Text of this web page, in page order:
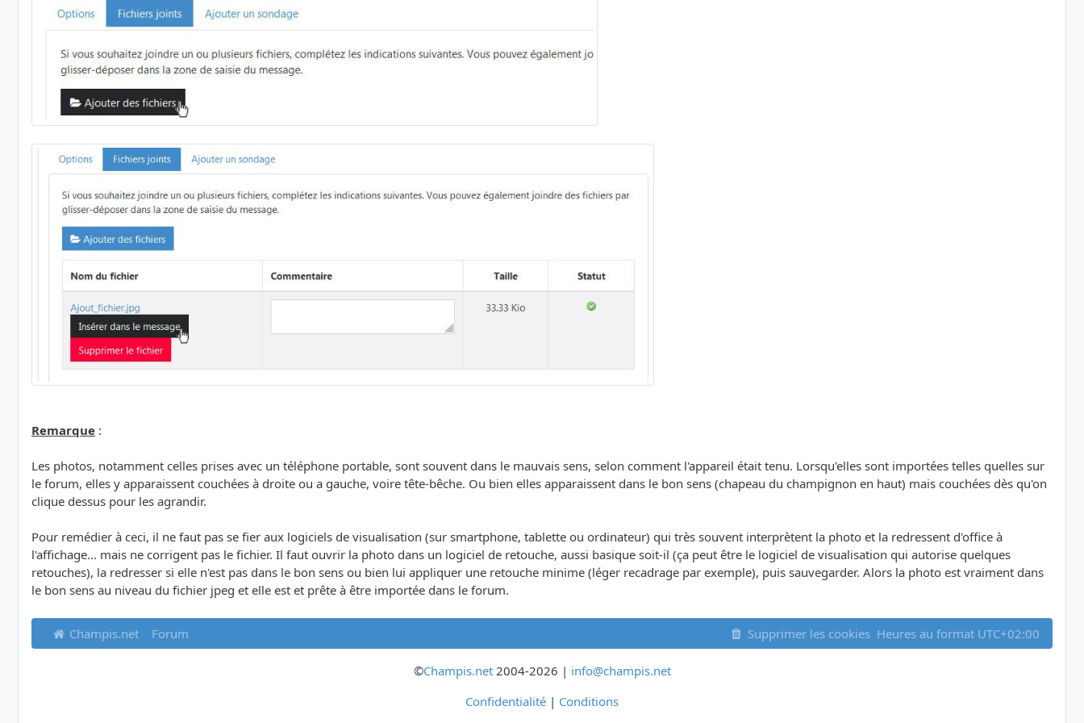
Remarque :
Les photos, notamment celles prises avec un téléphone portable, sont souvent dans le mauvais sens, selon comment l'appareil était tenu. Lorsqu'elles sont importées telles quelles sur
le forum, elles y apparaissent couchées à droite ou a gauche, voire tête-bêche. Ou bien elles apparaissent dans le bon sens (chapeau du champignon en haut) mais couchées dès qu'on
clique dessus pour les agrandir.
Pour remédier à ceci, il ne faut pas se fier aux logiciels de visualisation (sur smartphone, tablette ou ordinateur) qui très souvent interprètent la photo et la redressent d'office à
l'affichage... mais ne corrigent pas le fichier. Il faut ouvrir la photo dans un logiciel de retouche, aussi basique soit-il (ça peut être le logiciel de visualisation qui autorise quelques
retouches), la redresser si elle n'est pas dans le bon sens ou bien lui appliquer une retouche minime (léger recadrage par exemple), puis sauvegarder. Alors la photo est vraiment dans
le bon sens au niveau du fichier jpeg et elle est et prête à être importée dans le forum.
Champis.net Forum Supprimer les cookies Heures au format UTC+02:00
©Champis.net2004-2026 | info@champis.net
Confidentialité | Conditions